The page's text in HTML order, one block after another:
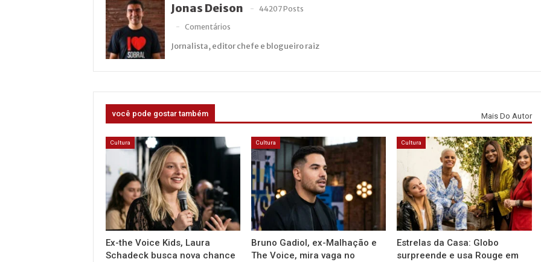
Jonas Deison
44207 Posts
Comentários
Jornalista, editor chefe e blogueiro raiz
você pode gostar também Mais Do Autor
Cultura
Ex-the Voice Kids, Laura
Schadeck busca nova chance
Cultura
Bruno Gadiol, ex-Malhação e
The Voice, mira vaga no
Cultura
Estrelas da Casa: Globo
surpreende e usa Rouge em